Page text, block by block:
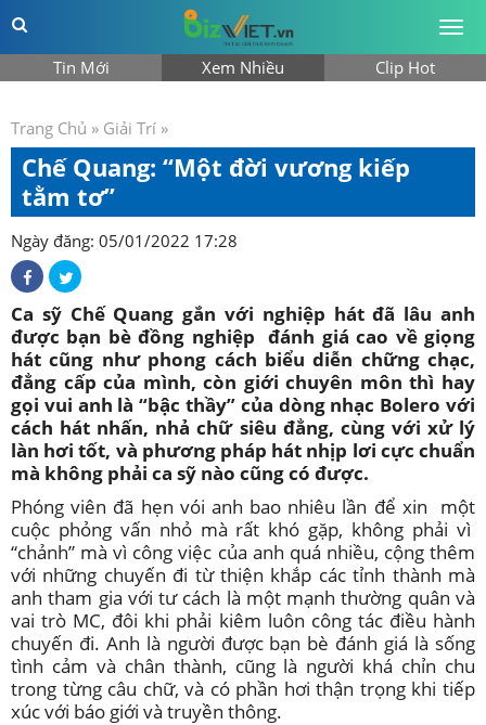
Tin Mới Xem Nhiều Clip Hot
Trang Chủ » Giải Trí »
Chế Quang: “Một đời vương kiếp
tằm tơ”
Ngày đăng: 05/01/2022 17:28
Ca sỹ Chế Quang gắn với nghiệp hát đã lâu anh
được bạn bè đồng nghiệp đánh giá cao về giọng
hát cũng như phong cách biểu diễn chững chạc,
đẳng cấp của mình, còn giới chuyên môn thì hay
gọi vui anh là “bậc thầy” của dòng nhạc Bolero với
cách hát nhấn, nhả chữ siêu đẳng, cùng với xử lý
làn hơi tốt, và phương pháp hát nhịp lơi cực chuẩn
mà không phải ca sỹ nào cũng có được.
Phóng viên đã hẹn vói anh bao nhiêu lần để xin một
cuộc phỏng vấn nhỏ mà rất khó gặp, không phải vì
“chảnh” mà vì công việc của anh quá nhiều, cộng thêm
với những chuyến đi từ thiện khắp các tỉnh thành mà
anh tham gia với tư cách là một mạnh thường quân và
vai trò MC, đôi khi phải kiêm luôn công tác điều hành
chuyến đi. Anh là người được bạn bè đánh giá là sống
tình cảm và chân thành, cũng là người khá chỉn chu
trong từng câu chữ, và có phần hơi thận trọng khi tiếp
xúc với báo giới và truyền thông.